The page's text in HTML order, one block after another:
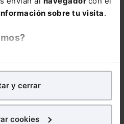
sobre tu visita.
mejorar tu experienciaen
con fines publicitarios,
y contenidos de tu
y cerrar
cookies
o de oficio (de
5.1.h).